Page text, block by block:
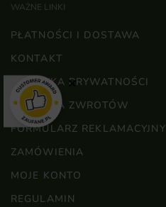
WAŻNE LINKI
PŁATNOŚCI I DOSTAWA
KONTAKT
POLITYKA PRYWATNOŚCI
POLITYKA ZWROTÓW
FORMULARZ REKLAMACYJNY
ZAMÓWIENIA
MOJE KONTO
REGULAMIN
×